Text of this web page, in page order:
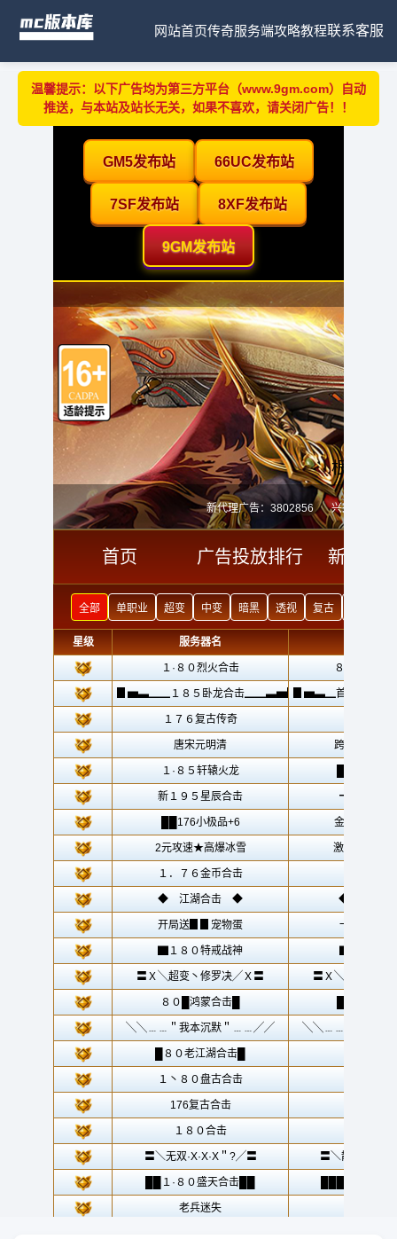
网站首页传奇服务端攻略教程联系客服
温馨提示：以下广告均为第三方平台（www.9gm.com）自动
推送，与本站及站长无关，如果不喜欢，请关闭广告！！